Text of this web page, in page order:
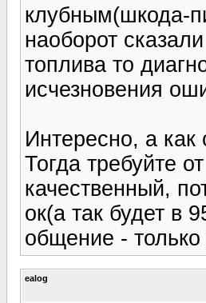
клубным(шкода-
наоборот
топлива то
исчезновения
Интересно, а как
Тогда требуйте
качественный,
ок(а так будет в
общение -
ealog